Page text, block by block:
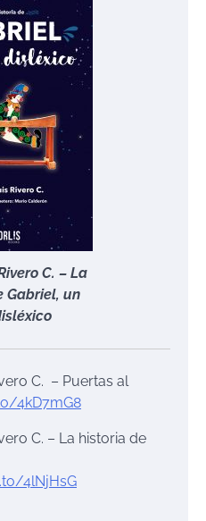
C. – La
Gabriel, un
C. – Puertas al
4kD7mG8
C. – La historia de
4lNjHsG